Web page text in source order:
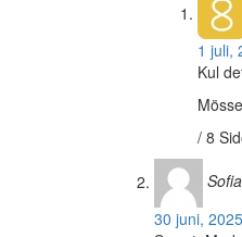
1 juli,
Kul
/ 8
Sofia
30 juni,